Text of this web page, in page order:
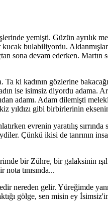
yemişti. Güzün ayrılık
kucak bulabiliyordu.
sona devam ederken. Martın
ki kadının gözlerine
ise isimsiz diyordu adama.
adamı. Adam dilemişti
yıldızı gibi birbirlerinin
evrenin yaratılış
Çünkü ikisi de tanrının
bir Zühre, bir galaksinin
tınısında...
nereden gelir. Yüreğimde
gölge, sen misin ey